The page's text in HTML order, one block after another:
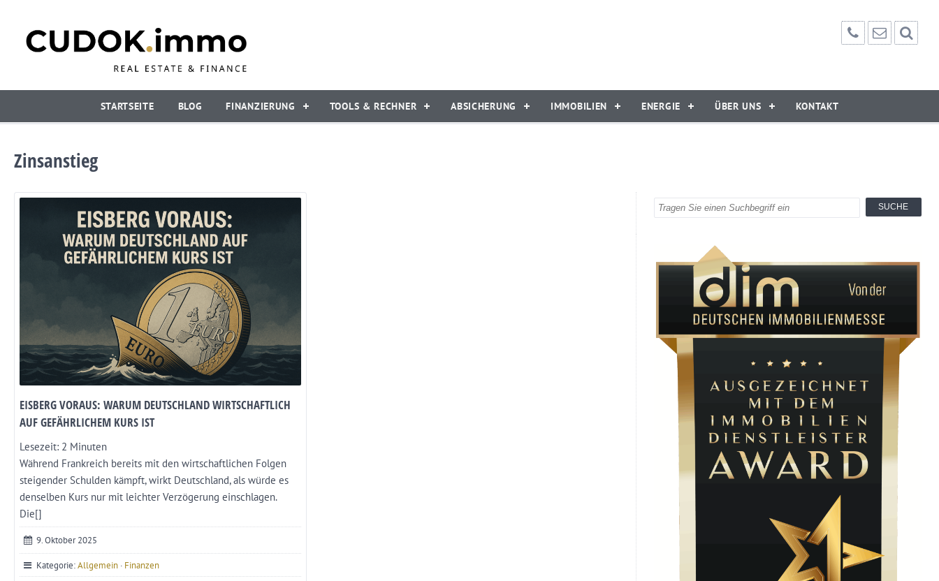
STARTSEITE BLOG FINANZIERUNG TOOLS & RECHNER ABSICHERUNG IMMOBILIEN ENERGIE ÜBER UNS KONTAKT
Zinsanstieg
EISBERG VORAUS: WARUM DEUTSCHLAND WIRTSCHAFTLICH
AUF GEFÄHRLICHEM KURS IST
Lesezeit: 2 Minuten
Während Frankreich bereits mit den wirtschaftlichen Folgen
steigender Schulden kämpft, wirkt Deutschland, als würde es
denselben Kurs nur mit leichter Verzögerung einschlagen.
Die[]
9. Oktober 2025
Kategorie:Allgemein · Finanzen